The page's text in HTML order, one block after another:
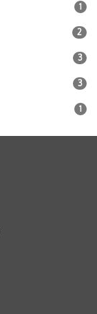
1
2
3
3
1